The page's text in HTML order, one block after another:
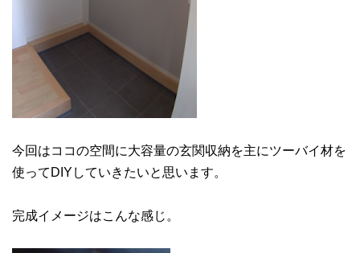
今回はココの空間に大容量の玄関収納を主にツーバイ材を
使ってDIYしていきたいと思います。
完成イメージはこんな感じ。